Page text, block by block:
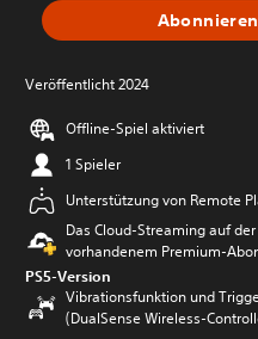
Abonnieren
Veröffentlicht 2024
Offline-Spiel aktiviert
1 Spieler
Unterstützung von Remote
Das Cloud-Streaming auf
vorhandenem Premium-
PS5-Version
Vibrationsfunktion und
(DualSense Wireless-